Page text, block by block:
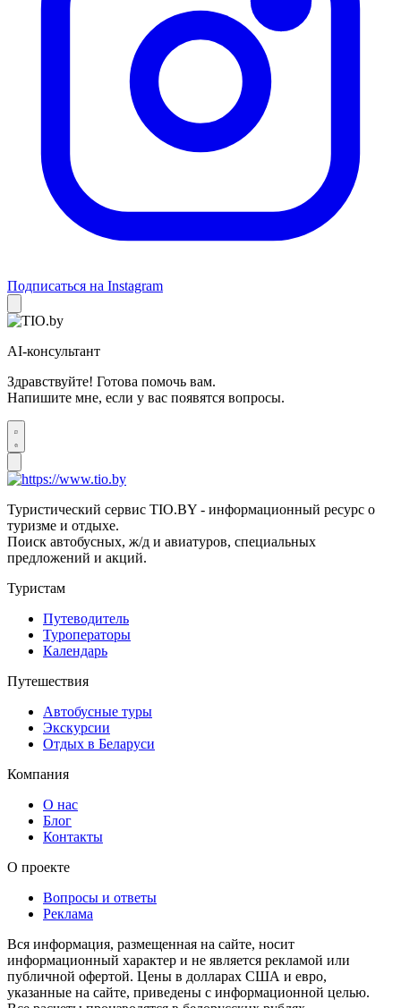
Подписаться на Instagram
AI-консультант
Здравствуйте! Готова помочь вам.
Напишите мне, если у вас появятся вопросы.
Туристический сервис TIO.BY - информационный ресурс о
туризме и отдыхе.
Поиск автобусных, ж/д и авиатуров, специальных
предложений и акций.
Туристам
Путеводитель
Туроператоры
Календарь
Путешествия
Автобусные туры
Экскурсии
Отдых в Беларуси
Компания
О нас
Блог
Контакты
О проекте
Вопросы и ответы
Реклама
Вся информация, размещенная на сайте, носит
информационный характер и не является рекламой или
публичной офертой. Цены в долларах США и евро,
указанные на сайте, приведены с информационной целью.